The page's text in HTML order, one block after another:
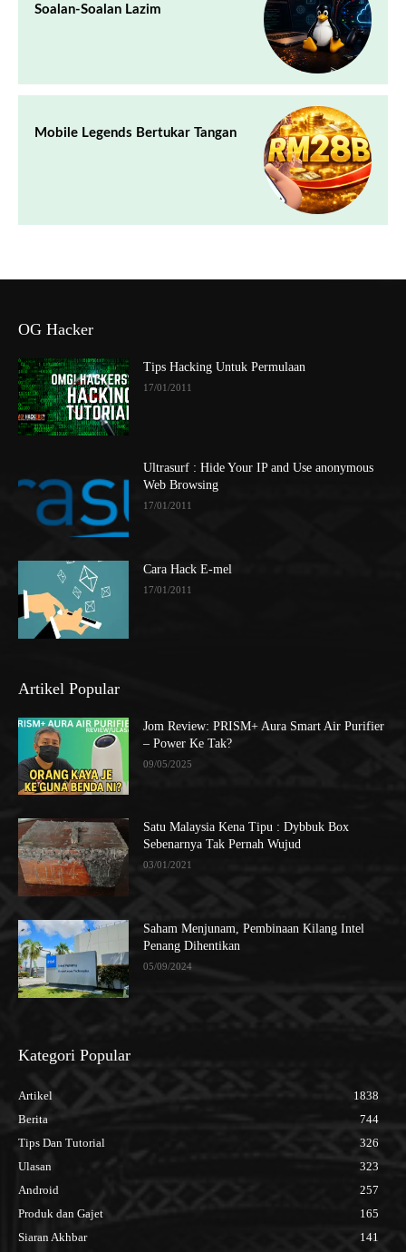
Soalan-Soalan Lazim
Mobile Legends Bertukar Tangan
OG Hacker
Tips Hacking Untuk Permulaan
17/01/2011
Ultrasurf : Hide Your IP and Use anonymous
Web Browsing
17/01/2011
Cara Hack E-mel
17/01/2011
Artikel Popular
Jom Review: PRISM+ Aura Smart Air Purifier
– Power Ke Tak?
09/05/2025
Satu Malaysia Kena Tipu : Dybbuk Box
Sebenarnya Tak Pernah Wujud
03/01/2021
Saham Menjunam, Pembinaan Kilang Intel
Penang Dihentikan
05/09/2024
Kategori Popular
Artikel
1838
Berita
744
Tips Dan Tutorial
326
Ulasan
323
Android
257
Produk dan Gajet
165
Siaran Akhbar
141